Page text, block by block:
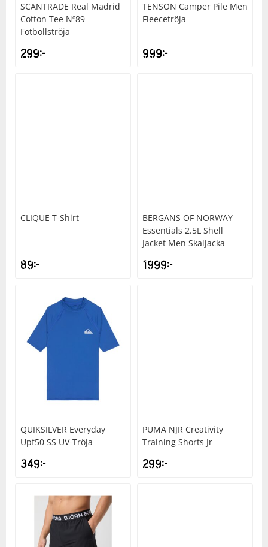
SCANTRADE Real Madrid
Cotton Tee Nº89
Fotbollströja
299kr
TENSON Camper Pile Men
Fleecetröja
999kr
CLIQUE T-Shirt
89kr
BERGANS OF NORWAY
Essentials 2.5L Shell
Jacket Men Skaljacka
1999kr
QUIKSILVER Everyday
Upf50 SS UV-Tröja
349kr
PUMA NJR Creativity
Training Shorts Jr
299kr